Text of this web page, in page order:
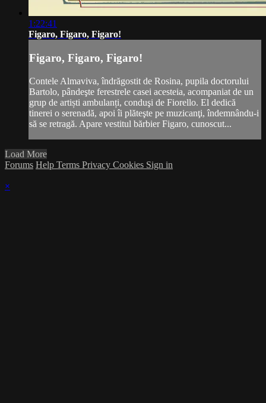
1:22:41
Figaro, Figaro, Figaro!
Figaro, Figaro, Figaro!
Contele Almaviva, îndrăgostit de Rosina, pupila doctorului
Bartolo, pândeşte ferestrele casei acesteia, acompaniat de un
grup de artiști ambulanți, conduşi de Fiorello. El dedică
tinerei o serenadă, apoi îi plăteşte pe muzicanţi, îndemnându-i
să se retragă. Apare vestitul bărbier Figaro, cunoscut...
Load More
Forums Help Terms Privacy Cookies Sign in
×